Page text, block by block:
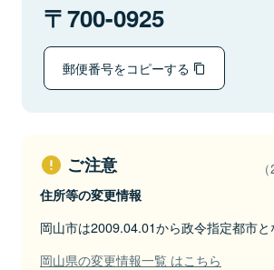
700-0925
郵便番号をコピーする
ご注意
住所等の変更情報
岡山市は2009.04.01から政令指定都市と
岡山県の変更情報一覧 はこちら